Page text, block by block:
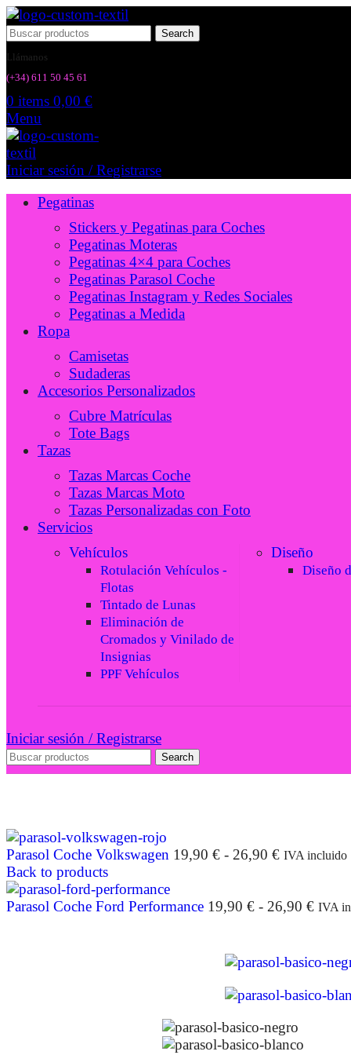
Search
Llámanos
(+34) 611 50 45 61
0 items 0,00 €
Menu
Iniciar sesión / Registrarse
Pegatinas
Stickers y Pegatinas para Coches
Pegatinas Moteras
Pegatinas 4×4 para Coches
Pegatinas Parasol Coche
Pegatinas Instagram y Redes Sociales
Pegatinas a Medida
Ropa
Camisetas
Sudaderas
Accesorios Personalizados
Cubre Matrículas
Tote Bags
Tazas
Tazas Marcas Coche
Tazas Marcas Moto
Tazas Personalizadas con Foto
Servicios
Vehículos
Rotulación Vehículos -
Flotas
Tintado de Lunas
Eliminación de
Cromados y Vinilado de
Insignias
PPF Vehículos
Diseño
Diseño
Iniciar sesión / Registrarse
Search
Parasol Coche Volkswagen 19,90 € - 26,90 € IVA incluido
Back to products
Parasol Coche Ford Performance 19,90 € - 26,90 € IVA